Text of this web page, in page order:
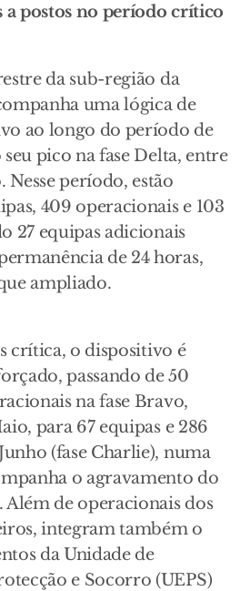
a postos no período crítico
da sub-região da
uma lógica de
ao longo do período de
pico na fase Delta, entre
Nesse período, estão
409 operacionais e 103
27 equipas adicionais
de 24 horas,
ampliado.
crítica, o dispositivo é
passando de 50
na fase Bravo,
para 67 equipas e 286
(fase Charlie), numa
o agravamento do
de operacionais dos
integram também o
da Unidade de
e Socorro (UEPS)